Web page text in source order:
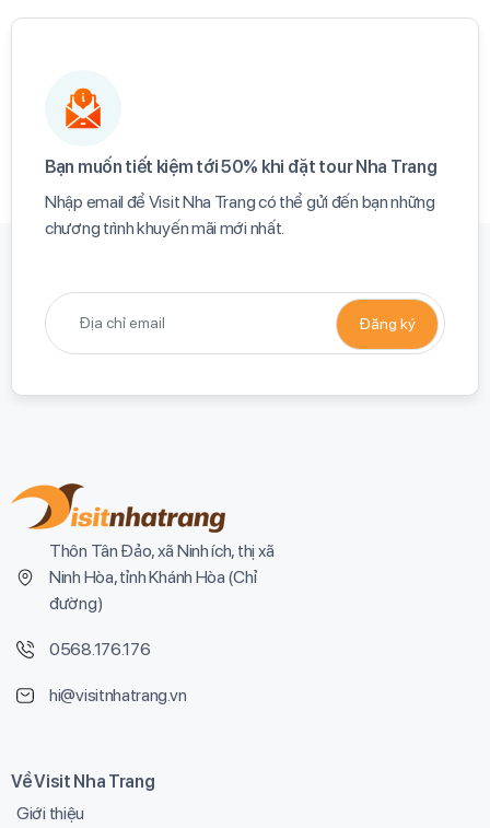
Bạn muốn tiết kiệm tới 50% khi đặt tour Nha Trang​
Nhập email để Visit Nha Trang có thể gửi đến bạn những
chương trình khuyến mãi mới nhất.​
Thôn Tân Đảo, xã Ninh ích, thị xã
Ninh Hòa, tỉnh Khánh Hòa (Chỉ
đường)
0568.176.176
hi@visitnhatrang.vn
Về Visit Nha Trang
Giới thiệu